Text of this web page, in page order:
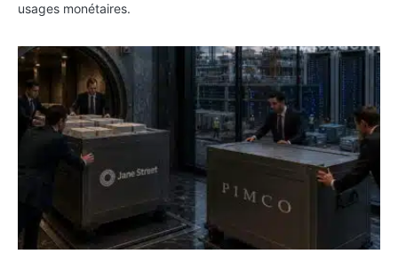
usages monétaires.
Jane Street négocie le transfert de 11 milliards de